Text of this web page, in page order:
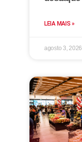
LEIA MAIS »
agosto 3, 2026